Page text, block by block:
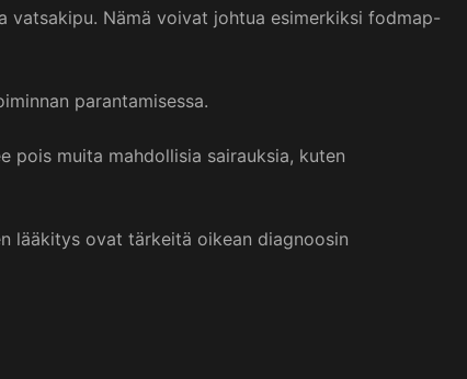
vatsakipu. Nämä voivat johtua esimerkiksi fodmap-
parantamisessa.
muita mahdollisia sairauksia, kuten
lääkitys ovat tärkeitä oikean diagnoosin